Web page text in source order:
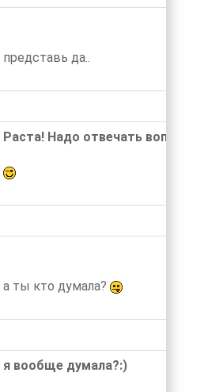
представь да..
Раста! Надо отвечать
а ты кто думала?
я вообще думала?:)